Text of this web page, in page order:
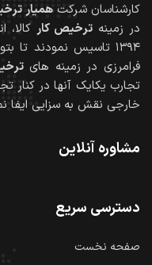
کارشناسان شرکتهمیار
در زمینه ترخیص کارکالا،
۱۳۹۴ تاسیس نمودند
فرامرزی در زمینه های
تجارب یکایک آنها در کنار
خارجی نقش به سزایی ایفا
مشاوره آنلاین
دسترسی سریع
صفحه نخست